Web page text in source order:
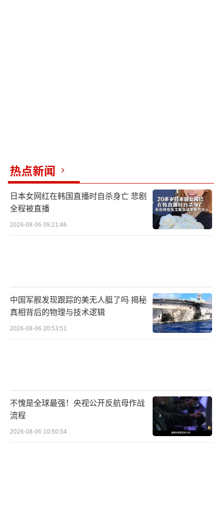
热点新闻
日本女网红在韩国直播时自杀身亡 悲剧
全程被直播
2026-08-06 09:21:46
中国军舰发现跟踪的美无人艇了吗 揭秘
真相背后的物理与技术逻辑
2026-08-06 20:53:51
不愧是全球最强！央视公开反航母作战
流程
2026-08-06 10:50:54